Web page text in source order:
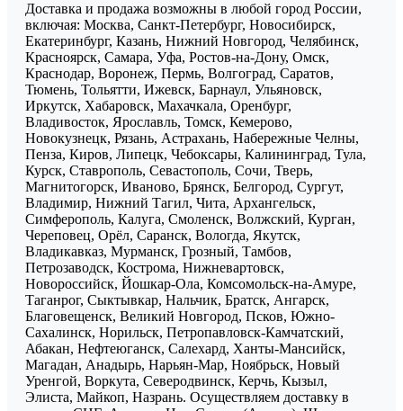
Доставка и продажа возможны в любой город России,
включая: Москва, Санкт-Петербург, Новосибирск,
Екатеринбург, Казань, Нижний Новгород, Челябинск,
Красноярск, Самара, Уфа, Ростов-на-Дону, Омск,
Краснодар, Воронеж, Пермь, Волгоград, Саратов,
Тюмень, Тольятти, Ижевск, Барнаул, Ульяновск,
Иркутск, Хабаровск, Махачкала, Оренбург,
Владивосток, Ярославль, Томск, Кемерово,
Новокузнецк, Рязань, Астрахань, Набережные Челны,
Пенза, Киров, Липецк, Чебоксары, Калининград, Тула,
Курск, Ставрополь, Севастополь, Сочи, Тверь,
Магнитогорск, Иваново, Брянск, Белгород, Сургут,
Владимир, Нижний Тагил, Чита, Архангельск,
Симферополь, Калуга, Смоленск, Волжский, Курган,
Череповец, Орёл, Саранск, Вологда, Якутск,
Владикавказ, Мурманск, Грозный, Тамбов,
Петрозаводск, Кострома, Нижневартовск,
Новороссийск, Йошкар-Ола, Комсомольск-на-Амуре,
Таганрог, Сыктывкар, Нальчик, Братск, Ангарск,
Благовещенск, Великий Новгород, Псков, Южно-
Сахалинск, Норильск, Петропавловск-Камчатский,
Абакан, Нефтеюганск, Салехард, Ханты-Мансийск,
Магадан, Анадырь, Нарьян-Мар, Ноябрьск, Новый
Уренгой, Воркута, Северодвинск, Керчь, Кызыл,
Элиста, Майкоп, Назрань. Осуществляем доставку в